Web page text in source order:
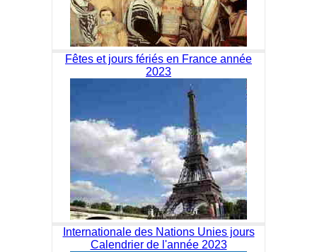
Fêtes et jours fériés en France année
2023
Internationale des Nations Unies jours
Calendrier de l'année 2023